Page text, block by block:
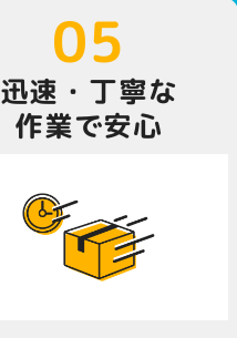
05
迅速・丁寧な
作業で安心